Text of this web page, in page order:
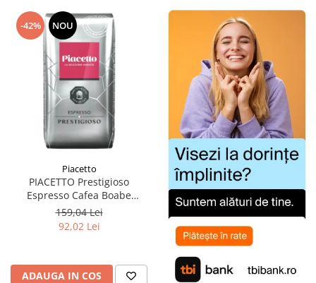
-42% NOU
Piacetto
PIACETTO Prestigioso
Espresso Cafea Boabe
Espresso 1kg - (TDV
14.09.2026)
159,04 Lei
92,02 Lei
ADAUGA IN COS